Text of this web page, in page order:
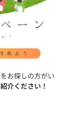
お探しの方がい
介ください！